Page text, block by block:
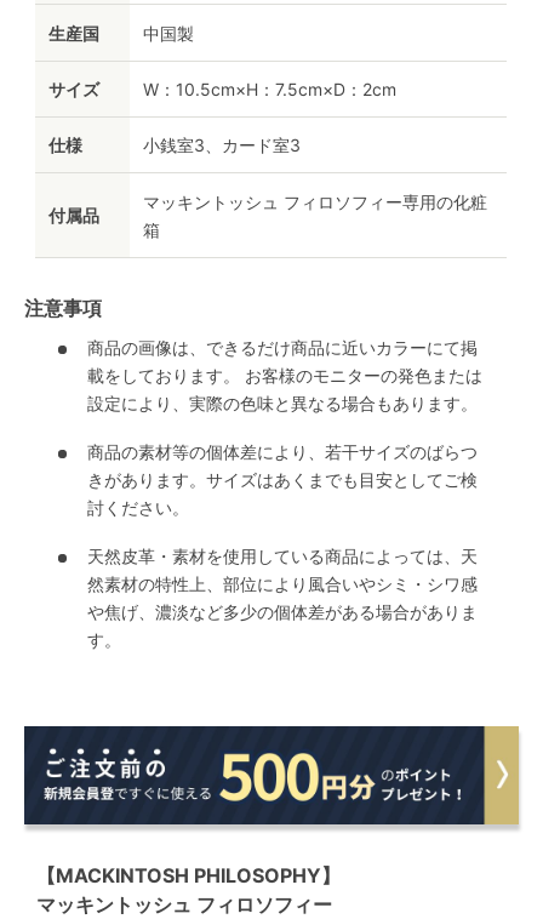
生産国 中国製
サイズ W：10.5cm×H：7.5cm×D：2cm
仕様 小銭室3、カード室3
付属品
マッキントッシュ フィロソフィー専用の化粧
箱
注意事項
商品の画像は、できるだけ商品に近いカラーにて掲
載をしております。 お客様のモニターの発色または
設定により、実際の色味と異なる場合もあります。
商品の素材等の個体差により、若干サイズのばらつ
きがあります。サイズはあくまでも目安としてご検
討ください。
天然皮革・素材を使用している商品によっては、天
然素材の特性上、部位により風合いやシミ・シワ感
や焦げ、濃淡など多少の個体差がある場合がありま
す。
【MACKINTOSH PHILOSOPHY】
マッキントッシュ フィロソフィー